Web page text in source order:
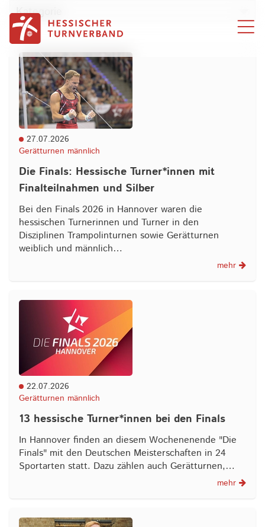
Kategorie
27.07.2026
Gerätturnen männlich
Die Finals: Hessische Turner*innen mit
Finalteilnahmen und Silber
Bei den Finals 2026 in Hannover waren die
hessischen Turnerinnen und Turner in den
Disziplinen Trampolinturnen sowie Gerätturnen
weiblich und männlich…
mehr
22.07.2026
Gerätturnen männlich
13 hessische Turner*innen bei den Finals
In Hannover finden an diesem Wochenenende "Die
Finals" mit den Deutschen Meisterschaften in 24
Sportarten statt. Dazu zählen auch Gerätturnen,…
mehr